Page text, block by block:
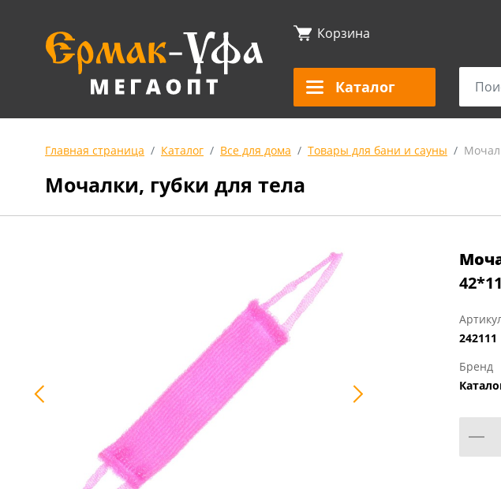
Корзина
Каталог
Главная страница Каталог Все для дома Товары для бани и сауны
Мочалки, губки для тела
242111
Бренд